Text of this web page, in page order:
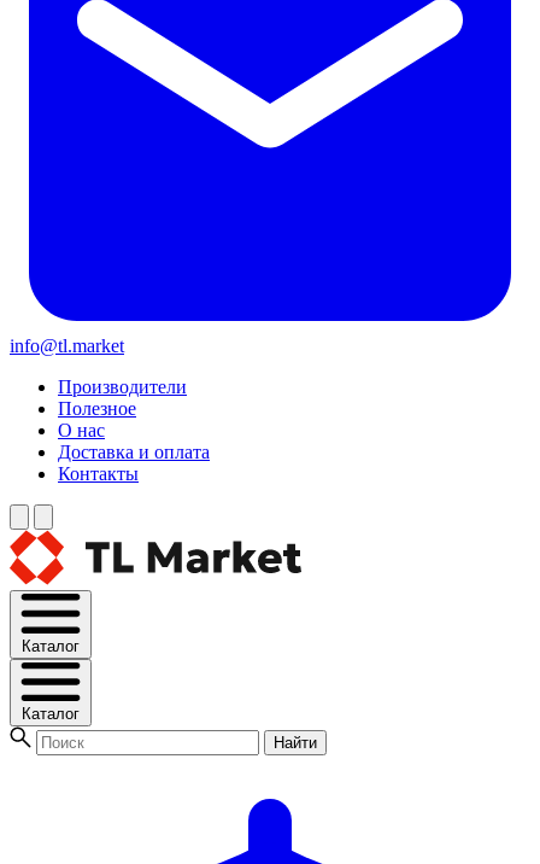
info@tl.market
Производители
Полезное
О нас
Доставка и оплата
Контакты
Каталог
Каталог
Найти